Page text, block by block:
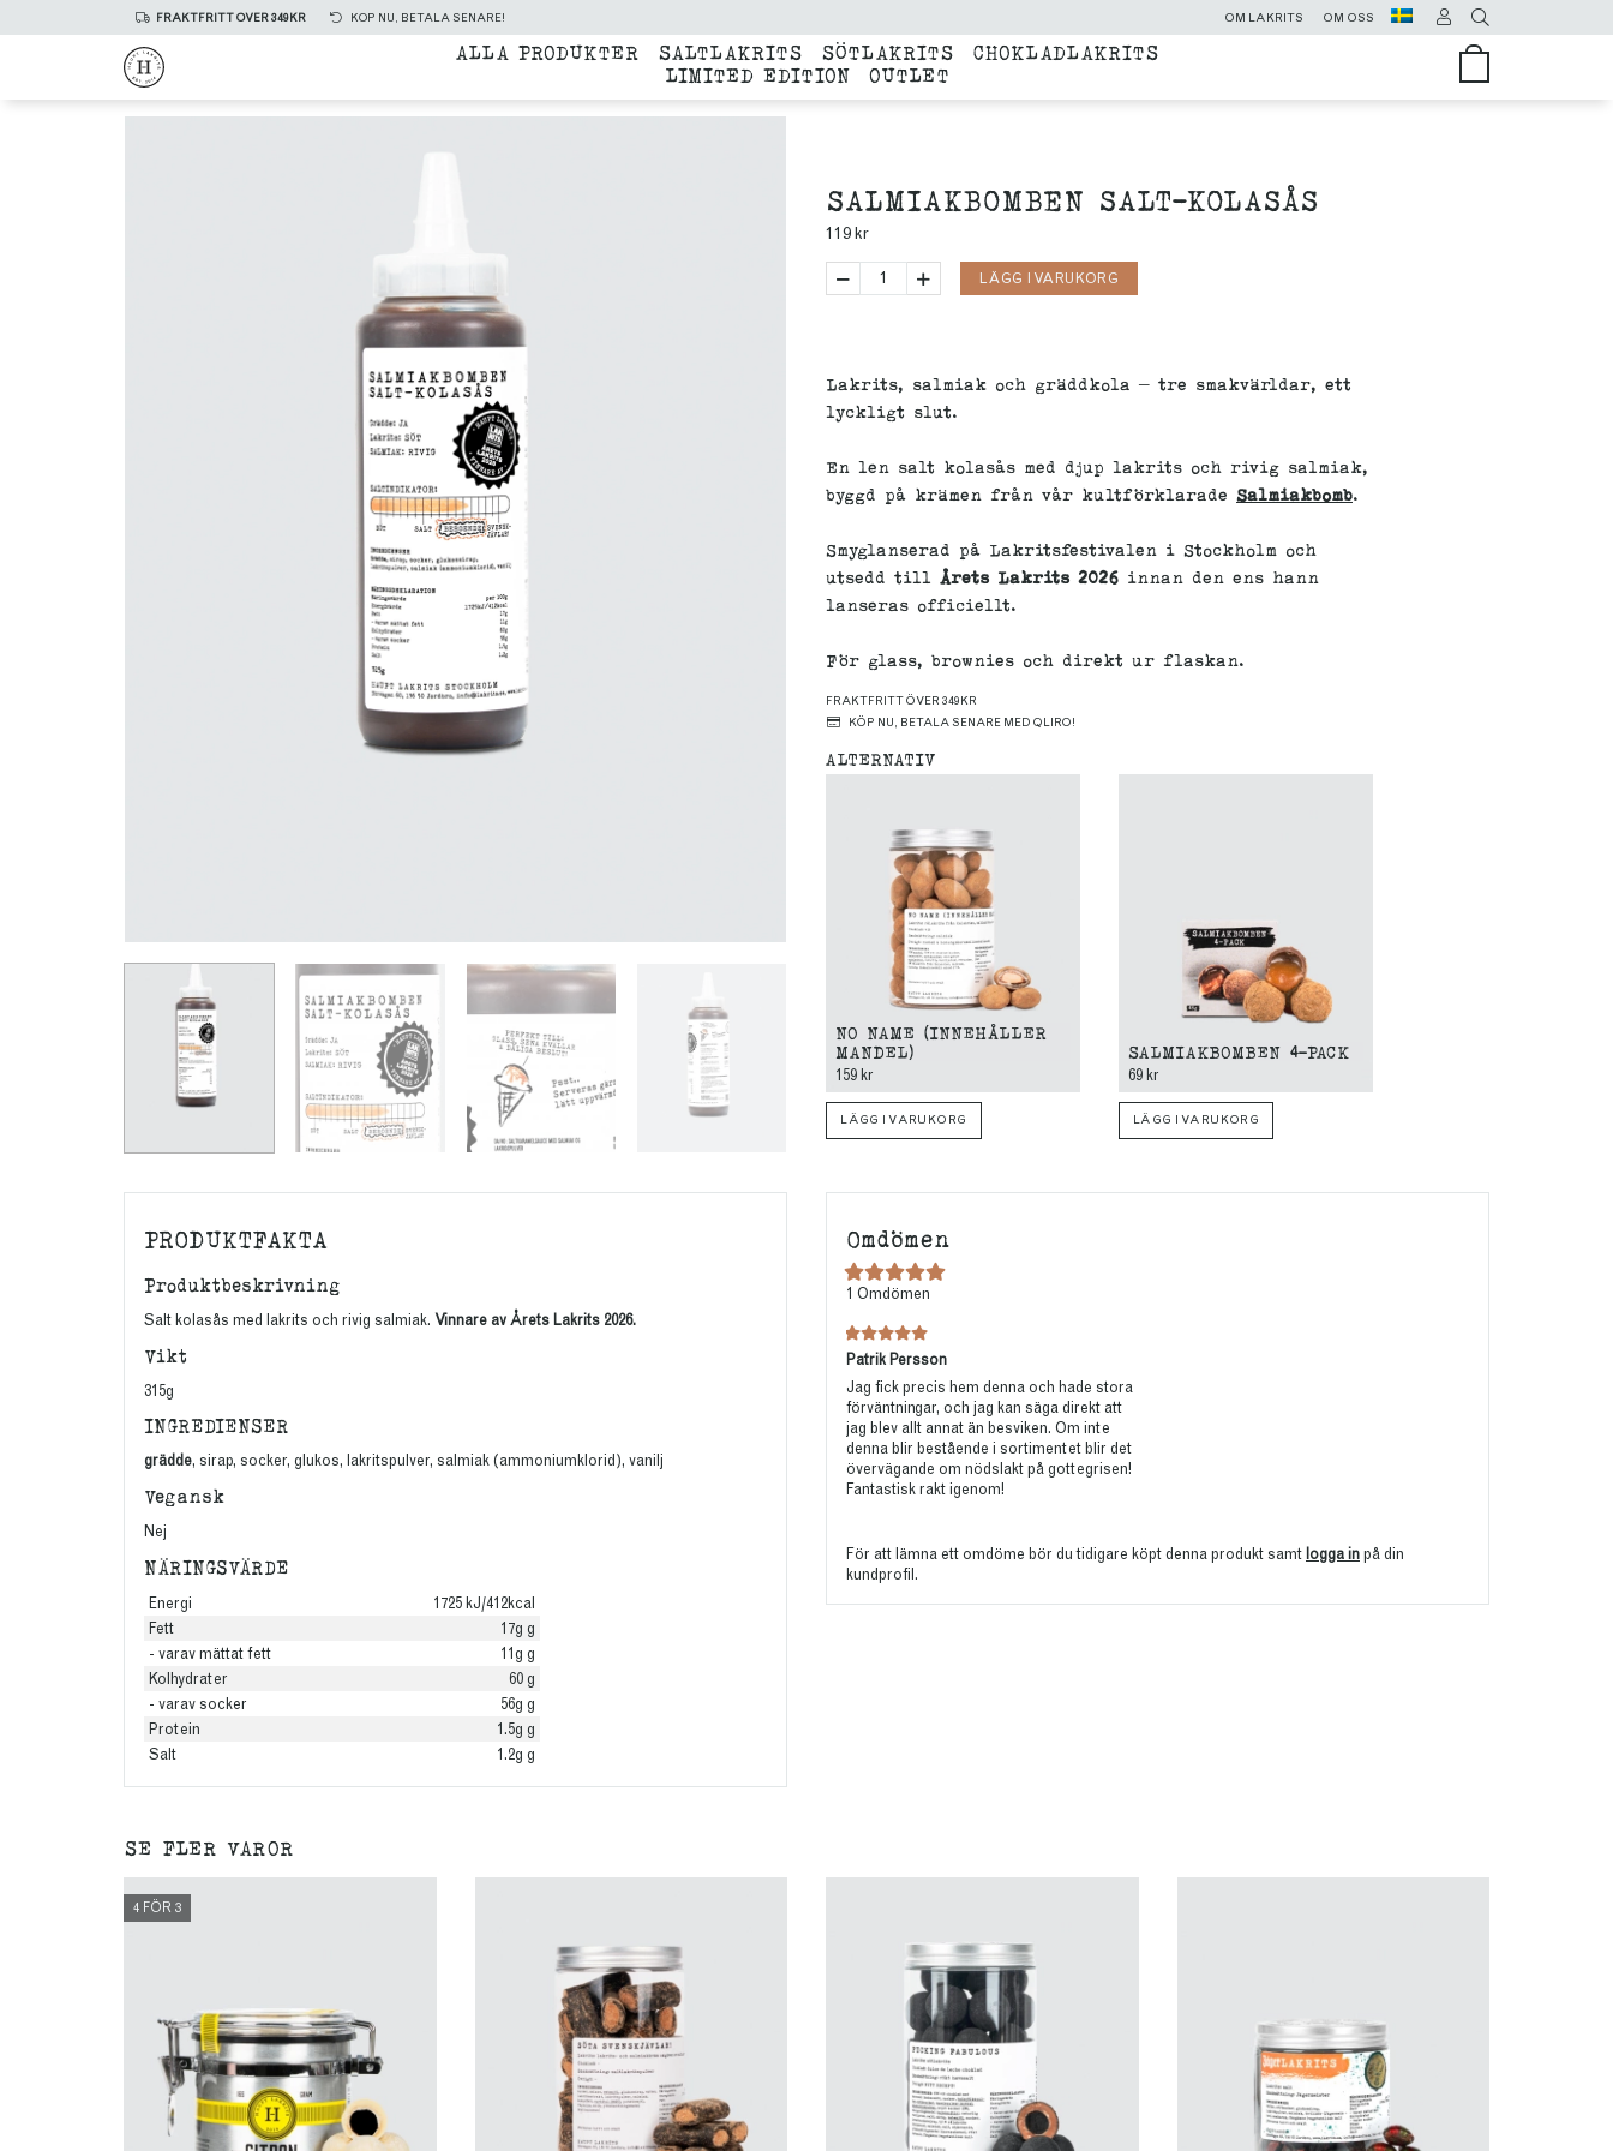
FRAKTFRITT ÖVER 349KR KÖP NU, BETALA SENARE! OM LAKRITS OM OSS
ALLA PRODUKTER SALTLAKRITS SÖTLAKRITS
CHOKLADLAKRITS
LIMITED EDITION
OUTLET
SALMIAKBOMBEN SALT-KOLASÅS
119kr
LÄGG I VARUKORG
Lakrits, salmiak och gräddkola – tre smakvärldar, ett
lyckligt slut.
En len salt kolasås med djup lakrits och rivig salmiak,
byggd på krämen från vår kultförklarade Salmiakbomb.
Smyglanserad på Lakritsfestivalen i Stockholm och
utsedd till Årets Lakrits 2026 innan den ens hann
lanseras officiellt.
För glass, brownies och direkt ur flaskan.
FRAKTFRITT ÖVER 349KR
KÖP NU, BETALA SENARE MED QLIRO!
ALTERNATIV
NO NAME (INNEHÅLLER
MANDEL)
159 kr
LÄGG I VARUKORG
SALMIAKBOMBEN 4-PACK
69 kr
LÄGG I VARUKORG
PRODUKTFAKTA
Produktbeskrivning
Salt kolasås med lakrits och rivig salmiak. Vinnare av Årets Lakrits 2026.
Vikt
315g
INGREDIENSER
grädde, sirap, socker, glukos, lakritspulver, salmiak (ammoniumklorid), vanilj
Vegansk
Nej
NÄRINGSVÄRDE
Energi
1725 kJ/412kcal
Fett
17g g
- varav mättat fett
11g g
Kolhydrater
60 g
- varav socker
56g g
Protein
1.5g g
Salt
1.2g g
Omdömen
1 Omdömen
Patrik Persson
Jag fick precis hem denna och hade stora
förväntningar, och jag kan säga direkt att
jag blev allt annat än besviken. Om inte
denna blir bestående i sortimentet blir det
övervägande om nödslakt på gottegrisen!
Fantastisk rakt igenom!
För att lämna ett omdöme bör du tidigare köpt denna produkt samt logga in på din
kundprofil.
SE FLER VAROR
4 FÖR 3